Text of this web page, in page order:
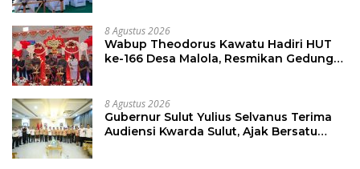
8 Agustus 2026
Wabup Theodorus Kawatu Hadiri HUT
ke-166 Desa Malola, Resmikan Gedung
8 Agustus 2026
Gubernur Sulut Yulius Selvanus Terima
Audiensi Kwarda Sulut, Ajak Bersatu